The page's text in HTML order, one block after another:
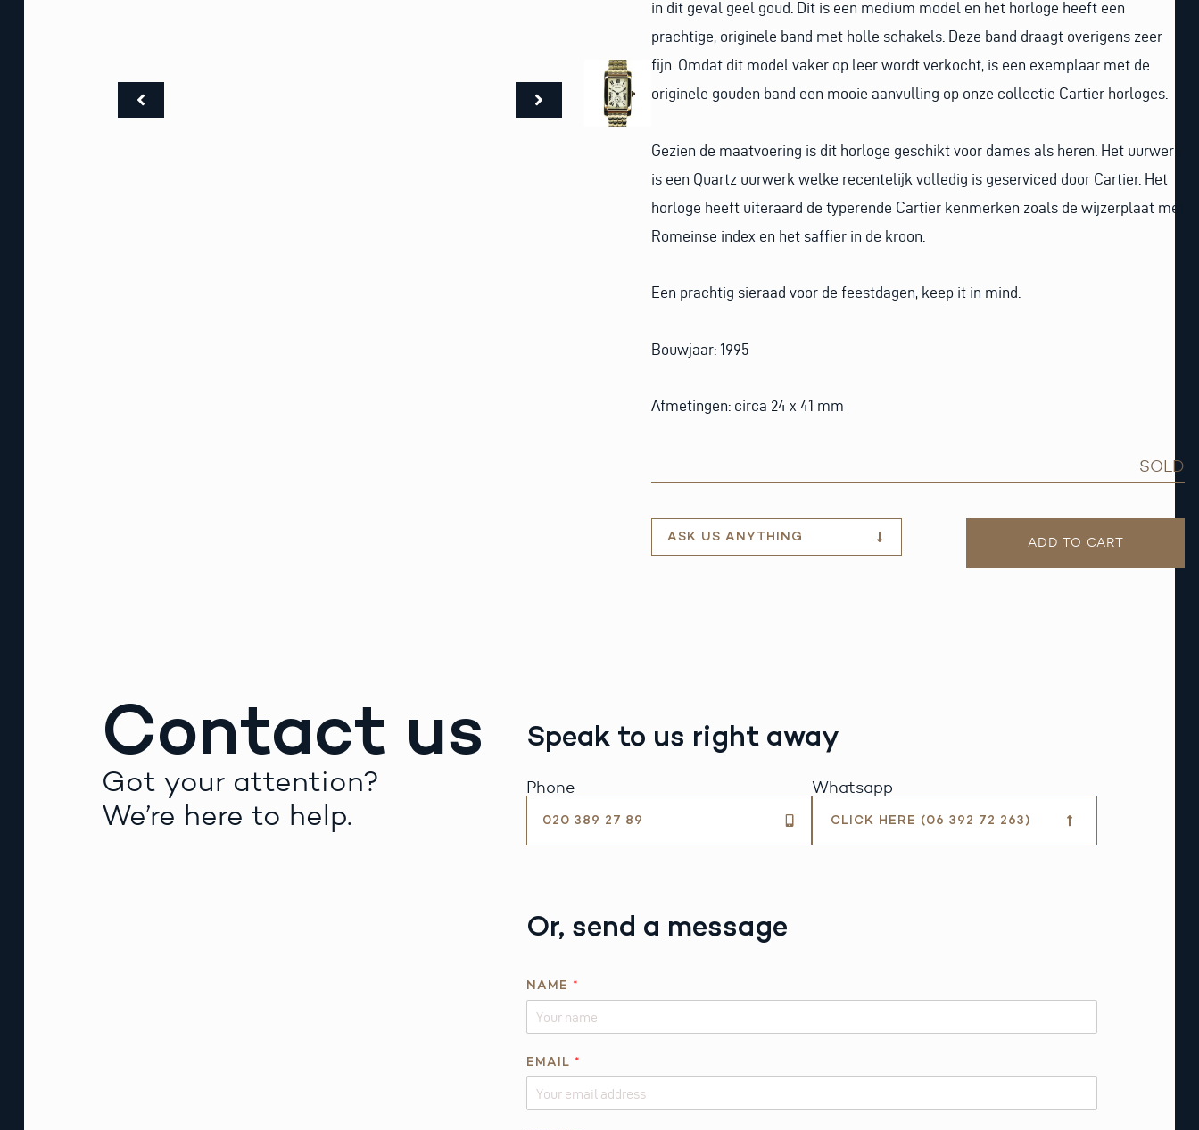
in dit geval geel goud. Dit is een medium model en het horloge heeft een
prachtige, originele band met holle schakels. Deze band draagt overigens zeer
fijn. Omdat dit model vaker op leer wordt verkocht, is een exemplaar met de
originele gouden band een mooie aanvulling op onze collectie Cartier horloges.
Gezien de maatvoering is dit horloge geschikt voor dames als heren. Het uurwerk
is een Quartz uurwerk welke recentelijk volledig is geserviced door Cartier. Het
horloge heeft uiteraard de typerende Cartier kenmerken zoals de wijzerplaat met
Romeinse index en het saffier in de kroon.
Een prachtig sieraad voor de feestdagen, keep it in mind.
Bouwjaar: 1995
Afmetingen: circa 24 x 41 mm
SOLD
ASK US ANYTHING ADD TO CART
Contact us
Got your attention?
We’re here to help.
Speak to us right away
Phone
020 389 27 89
Whatsapp
CLICK HERE (06 392 72 263)
Or, send a message
M
A
L
NAME *
EMAIL *